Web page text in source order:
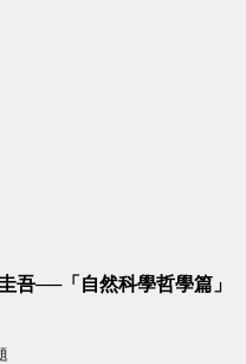
吾──「自然科學哲學篇」